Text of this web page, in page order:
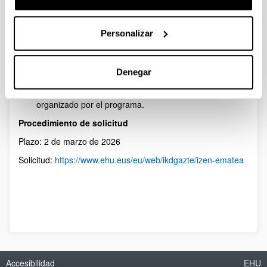
Personalizar
Denegar
(ONGD, asociaciones, fundaciones, centros
Realizar la defensa de TFG o TFM entre mayo y
septiembre de 2026.
No ser beneficiarias de otras ayudas con el mismo fin.
Comprometerse a presentar públicamente las
principales aportaciones del proyecto en un acto final
organizado por el programa.
Procedimiento de solicitud
Plazo: 2 de marzo de 2026
Solicitud: https://www.ehu.eus/eu/web/ikdgazte/izen-ematea
Accesibilidad EHU